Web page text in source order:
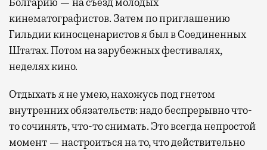
кинематографистов. Затем по приглашению
Гильдии киносценаристов я был в Соединенных
Штатах. Потом на зарубежных фестивалях,
неделях кино.
Отдыхать я не умею, нахожусь под гнетом
внутренних обязательств: надо беспрерывно что-
то сочинять, что-то снимать. Это всегда непростой
момент — настроиться на то, что действительно